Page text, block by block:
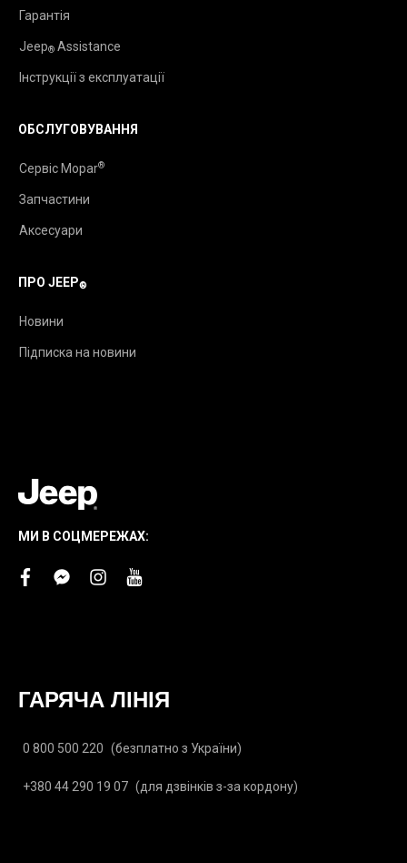
Гарантія
Jeep® Assistance
Інструкції з експлуатації
ОБСЛУГОВУВАННЯ
Сервіс Mopar®
Запчастини
Аксесуари
ПРО JEEP®
Новини
Підписка на новини
МИ В СОЦМЕРЕЖАХ:
facebookfacebook-
instagram
youtube
ГАРЯЧА ЛІНІЯ
0 800 500 220 (безплатно з України)
+380 44 290 19 07 (для дзвінків з-за кордону)